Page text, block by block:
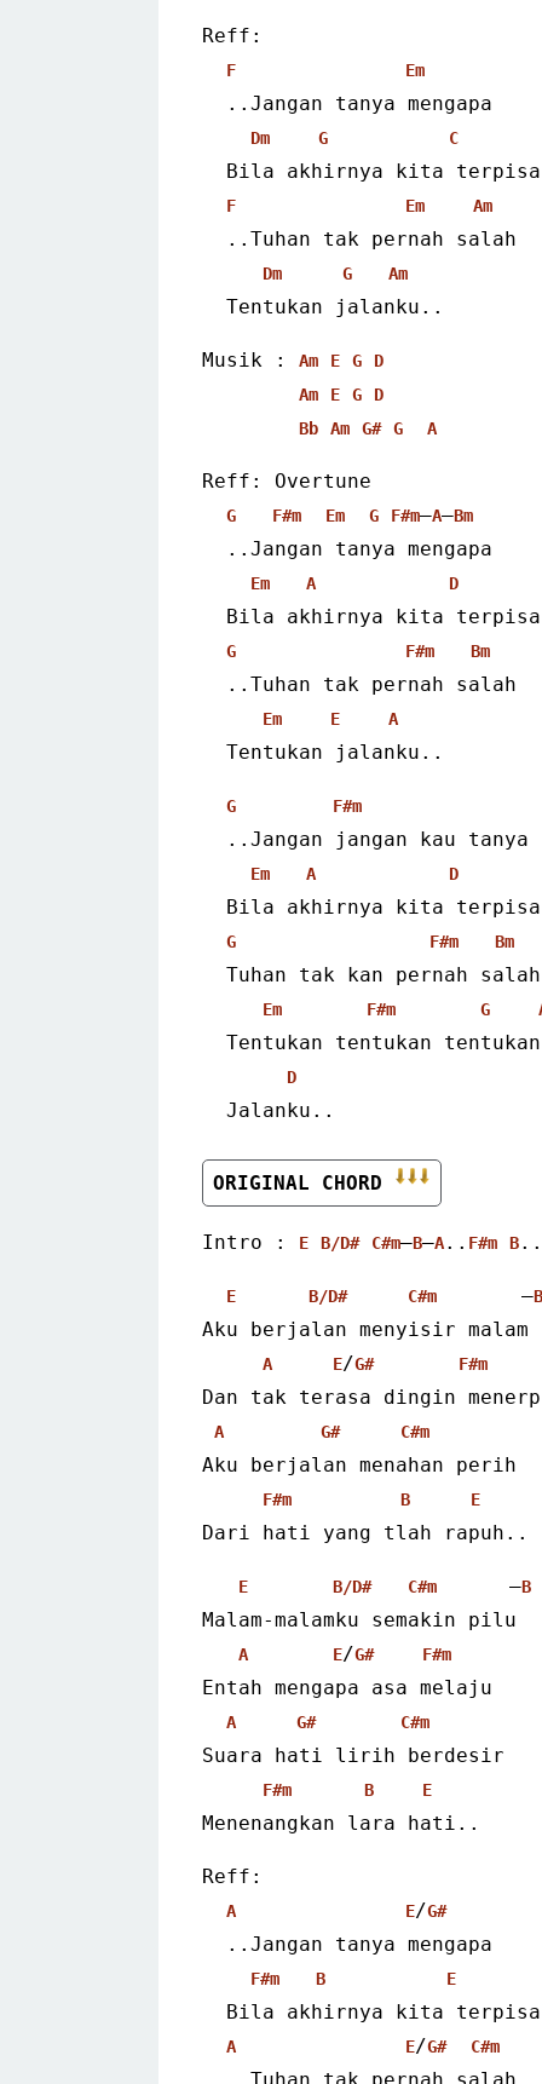
Reff:
F Em
  ..Jangan tanya mengapa
Dm G C
Bila akhirnya kita
F Em Am
  ..Tuhan tak pernah salah
Dm G Am
  Tentukan jalanku..
Musik : Am E G
D
Am
E G
D
Bb
Am G# G A
Reff: Overtune
G F#m Em G F#m–A–Bm
  ..Jangan tanya mengapa
Em A D
Bila akhirnya kita
G F#m Bm
  ..Tuhan tak pernah salah
Em E A
  Tentukan jalanku..
G F#m
  ..Jangan jangan kau tanya
Em A D
Bila akhirnya kita
G F#m Bm
  Tuhan tak kan pernah salah
Em F#m G
  Tentukan tentukan tentukan
D
  Jalanku..
ORIGINAL CHORD
Intro : E B/D# C#m–B–A.. F#m B..
E B/D# C#m
       –
B
Aku berjalan menyisir malam
A E/G# F#m
Dan tak terasa dingin
A G# C#m
Aku berjalan menahan perih
F#m B E
Dari hati yang tlah rapuh..
E B/D# C#m
      –
B
Malam-malamku semakin pilu
A E/G# F#m
Entah mengapa asa melaju
A G# C#m
Suara hati lirih berdesir
F#m B E
Menenangkan lara hati..
Reff:
A E/G#
  ..Jangan tanya mengapa
F#m B E
Bila akhirnya kita
A E/G# C#m
  ..Tuhan tak pernah salah